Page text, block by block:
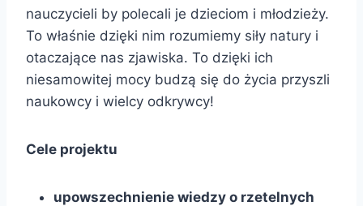
nauczycieli by polecali je dzieciom i młodzieży.
To właśnie dzięki nim rozumiemy siły natury i
otaczające nas zjawiska. To dzięki ich
niesamowitej mocy budzą się do życia przyszli
naukowcy i wielcy odkrywcy!
Cele projektu
upowszechnienie wiedzy o rzetelnych